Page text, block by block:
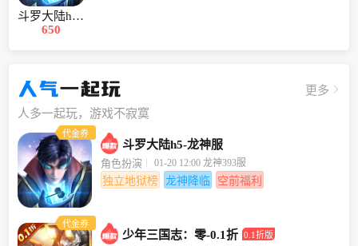
斗罗大陆h5-龙神服
650
人气一起玩
更多
人多一起玩，游戏不寂寞
代金券
斗罗大陆h5-龙神服
角色扮演 01-20 12:00 龙神393服
独立地狱榜 龙神降临 空前福利
代金券
少年三国志：零-0.1折 0.1折版